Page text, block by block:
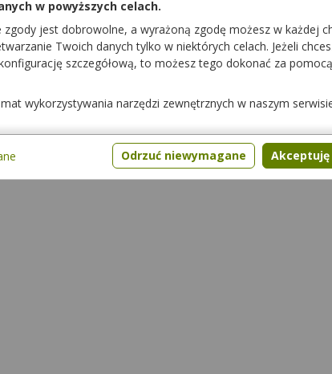
w powyższych celach.
zgody jest dobrowolne, a wyrażoną zgodę możesz w każdej
Twoich danych tylko w niektórych celach. Jeżeli
szczegółową, to możesz tego dokonać za
wykorzystywania narzędzi zewnętrznych w naszym
Odrzuć niewymagane Akceptuję